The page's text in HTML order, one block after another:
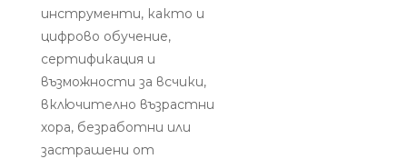
инструменти, както и
цифрово обучение,
сертификация и
възможности за всчики,
включително възрастни
хора, безработни или
застрашени от